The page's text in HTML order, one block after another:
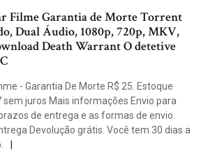
Filme Garantia de Morte Torrent
Dual Áudio, 1080p, 720p, MKV,
Death Warrant O detetive
- Garantia De Morte R$ 25. Estoque
sem juros Mais informações Envio para
de entrega e as formas de envio.
Devolução grátis. Você tem 30 dias a